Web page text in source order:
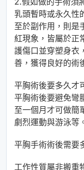
乳頭暫時或永久性
至於副作用，則是
紅現象，皆屬於正
護傷口並穿塑身衣
善，獲得良好的術
平胸術後要多久才
平胸術後要避免彎
至一個月才可做簡
劇烈運動與游泳等
平胸手術術後需要
工作性質屬非搬重